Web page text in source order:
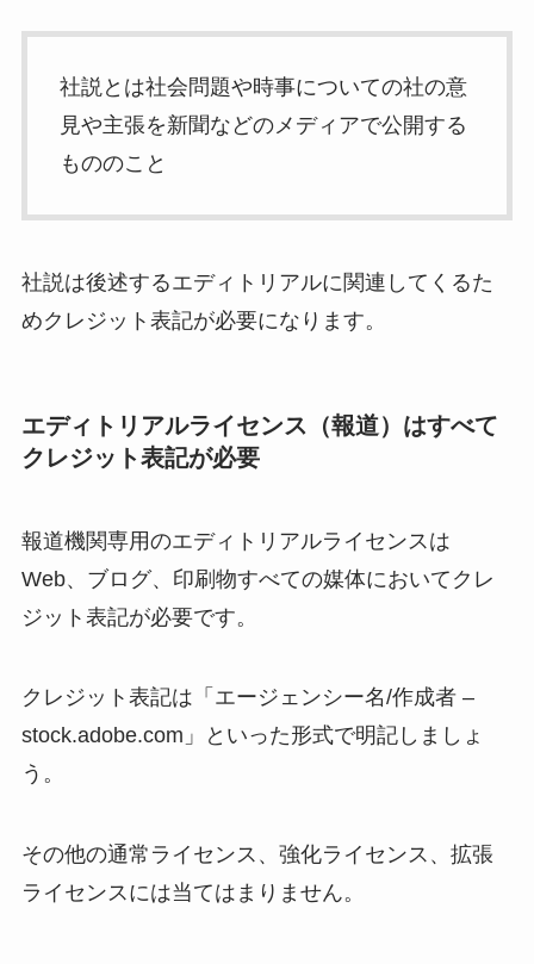
社説とは社会問題や時事についての社の意
見や主張を新聞などのメディアで公開する
もののこと
社説は後述するエディトリアルに関連してくるた
めクレジット表記が必要になります。
エディトリアルライセンス（報道）はすべて
クレジット表記が必要
報道機関専用のエディトリアルライセンスは
Web、ブログ、印刷物すべての媒体においてクレ
ジット表記が必要です。
クレジット表記は「エージェンシー名/作成者 –
stock.adobe.com」といった形式で明記しましょ
う。
その他の通常ライセンス、強化ライセンス、拡張
ライセンスには当てはまりません。